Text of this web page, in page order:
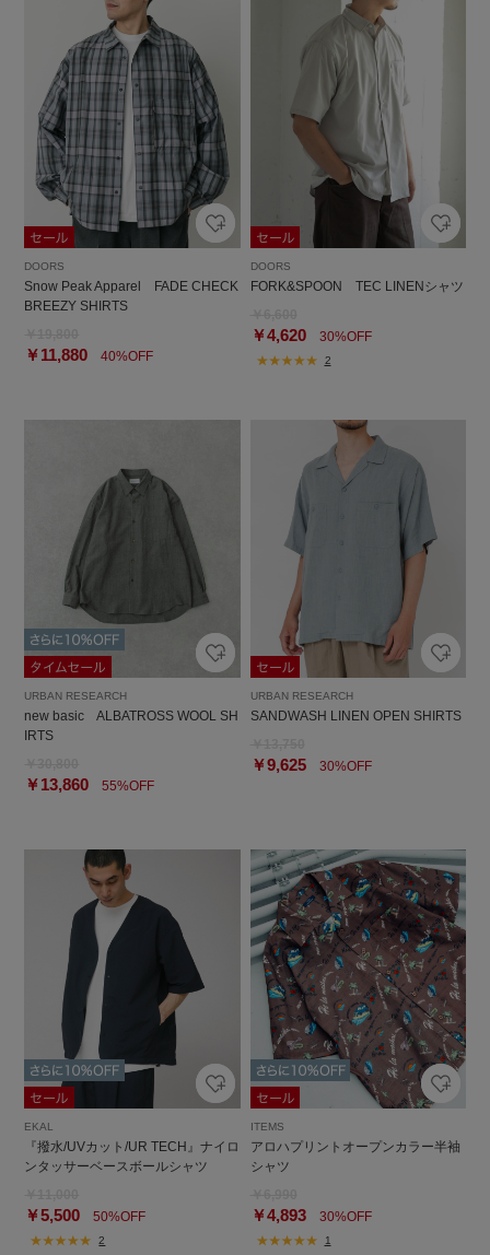
DOORS
Snow Peak Apparel FADE CHECK
BREEZY SHIRTS
￥11,880 40%OFF
DOORS
FORK&SPOON TEC LINENシャツ
￥4,62030%OFF
2
URBAN RESEARCH
new basic ALBATROSS WOOL SH
IRTS
￥13,860 55%OFF
URBAN RESEARCH
SANDWASH LINEN OPEN SHIRTS
￥9,62530%OFF
EKAL
『撥水/UVカット/UR TECH』ナイロ
ンタッサーベースボールシャツ
￥5,500 50%OFF
2
ITEMS
アロハプリントオープンカラー半袖
シャツ
￥4,89330%OFF
1